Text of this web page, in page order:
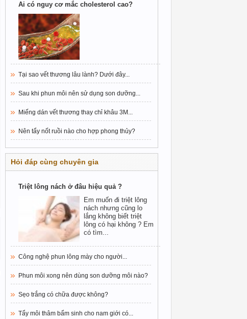
Ai có nguy cơ mắc cholesterol cao?
Tại sao vết thương lâu lành? Dưới đây...
Sau khi phun môi nên sử dụng son dưỡng...
Miếng dán vết thương thay chỉ khâu 3M...
Nên tẩy nốt ruồi nào cho hợp phong thủy?
Hỏi đáp cùng chuyên gia
Triệt lông nách ở đâu hiệu quả ?
Em muốn đi triệt lông
nách nhưng cũng lo
lắng không biết triệt
lông có hại không ? Em
có tìm...
Công nghệ phun lông mày cho người...
Phun môi xong nên dùng son dưỡng môi nào?
Sẹo trắng có chữa được không?
Tẩy môi thâm bẩm sinh cho nam giới có...